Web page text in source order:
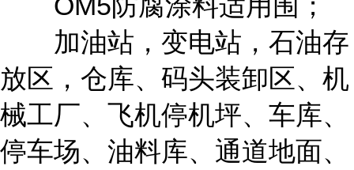
加油站，变电站，石油存
放区，仓库、码头装卸区、机
械工厂、飞机停机坪、车库、
停车场、油料库、通道地面、